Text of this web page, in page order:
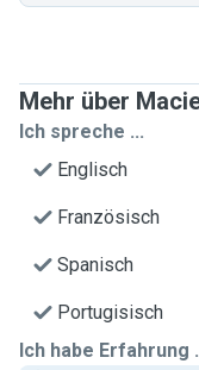
Mehr über
Ich spreche ...
Englisch
Französisch
Spanisch
Portugisisch
Ich habe Erfahrung